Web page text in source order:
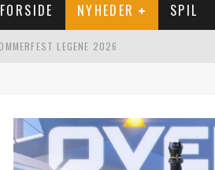
FORSIDE NYHEDER SPIL
LEGENE 2026
TAGER OS TILBAGE UNDER OVERFLADEN
SOME PENGUINS LANDER PÅ NINTENDO SWITCH